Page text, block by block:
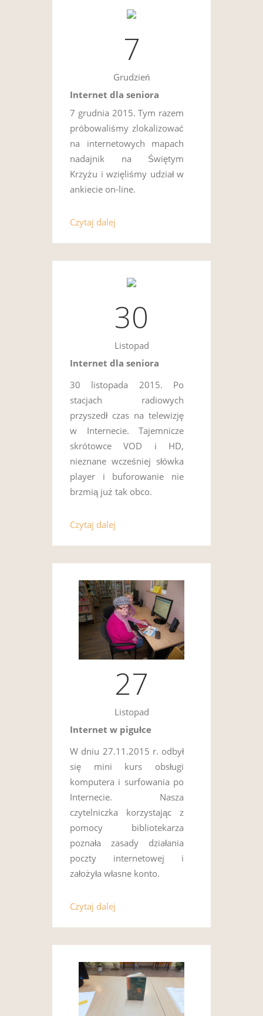
7
Grudzień
Internet dla seniora
7 grudnia 2015. Tym razem
próbowaliśmy zlokalizować
na internetowych mapach
nadajnik na Świętym
Krzyżu i wzięliśmy udział w
ankiecie on-line.
Czytaj dalej
30
Listopad
Internet dla seniora
30 listopada 2015. Po
stacjach radiowych
przyszedł czas na telewizję
w Internecie. Tajemnicze
skrótowce VOD i HD,
nieznane wcześniej słówka
player i buforowanie nie
brzmią już tak obco.
Czytaj dalej
27
Listopad
Internet w pigułce
W dniu 27.11.2015 r. odbył
się mini kurs obsługi
komputera i surfowania po
Internecie. Nasza
czytelniczka korzystając z
pomocy bibliotekarza
poznała zasady działania
poczty internetowej i
założyła własne konto.
Czytaj dalej